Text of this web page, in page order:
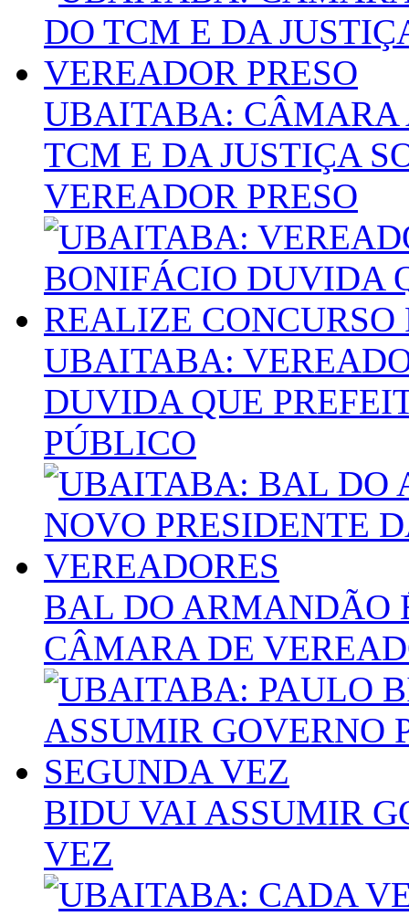
UBAITABA: CÂMARA
TCM E DA JUSTIÇA
VEREADOR PRESO
UBAITABA:
DUVIDA QUE
PÚBLICO
BAL DO ARMANDÃO
CÂMARA DE
BIDU VAI ASSUMIR
VEZ